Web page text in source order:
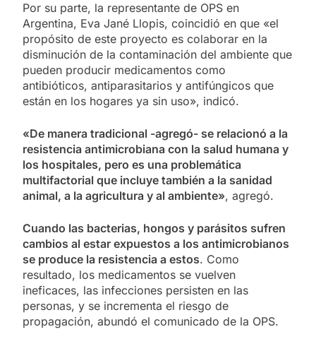
Por su parte, la representante de OPS en
Argentina, Eva Jané Llopis, coincidió en que «el
propósito de este proyecto es colaborar en la
disminución de la contaminación del ambiente que
pueden producir medicamentos como
antibióticos, antiparasitarios y antifúngicos que
están en los hogares ya sin uso», indicó.
«De manera tradicional -agregó- se relacionó a la
resistencia antimicrobiana con la salud humana y
los hospitales, pero es una problemática
multifactorial que incluye también a la sanidad
animal, a la agricultura y al ambiente», agregó.
Cuando las bacterias, hongos y parásitos sufren
cambios al estar expuestos a los antimicrobianos
se produce la resistencia a estos. Como
resultado, los medicamentos se vuelven
ineficaces, las infecciones persisten en las
personas, y se incrementa el riesgo de
propagación, abundó el comunicado de la OPS.